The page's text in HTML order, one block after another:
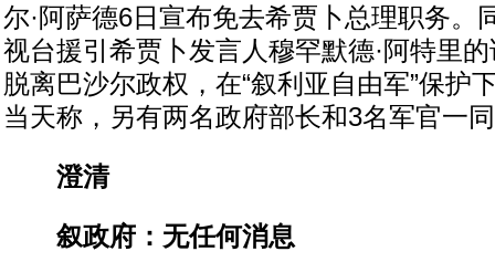
尔·阿萨德6日宣布免去希贾卜总理职务。
视台援引希贾卜发言人穆罕默德·阿特里
脱离巴沙尔政权，在“叙利亚自由军”保护
当天称，另有两名政府部长和3名军官一
澄清
叙政府： 无任何消息